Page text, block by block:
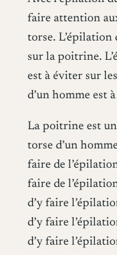
faire attention
torse. L’épilation
sur la poitrine.
est à éviter sur
d’un homme est
La poitrine est
torse d’un
faire de
faire de
d’y faire
d’y faire
d’y faire